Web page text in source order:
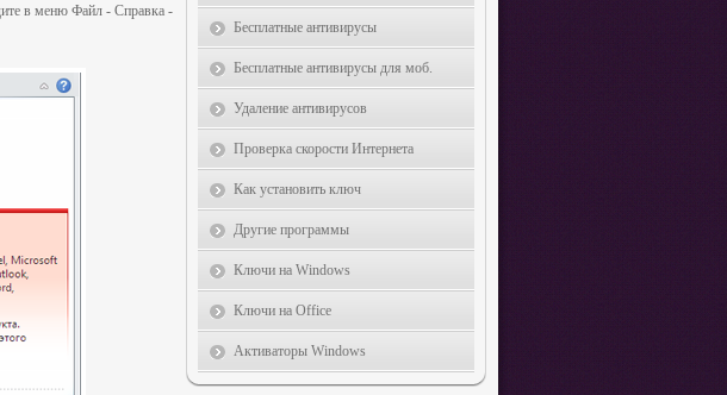
в меню Файл - Справка -
Бесплатные антивирусы
Бесплатные антивирусы для моб.
Удаление антивирусов
Проверка скорости Интернета
Как установить ключ
Другие программы
Ключи на Windows
Ключи на Office
Активаторы Windows